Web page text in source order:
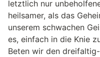
letztlich nur
heilsamer, als das
unserem schwachen
es, einfach in die Knie
Beten wir den